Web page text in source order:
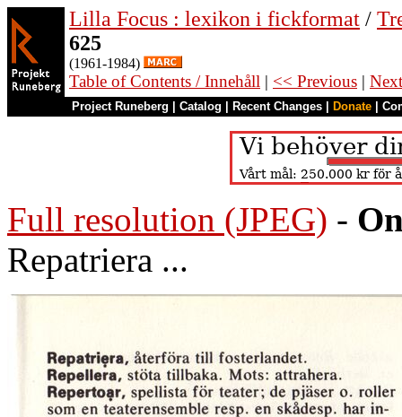
Lilla Focus : lexikon i fickformat /
625
(1961-1984)
Table of Contents / Innehåll | << Previous |
Project Runeberg Catalog Recent Changes Donate
Full resolution (JPEG) -
Repatriera ...